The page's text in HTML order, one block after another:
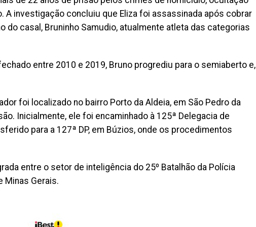
A investigação concluiu que Eliza foi assassinada após cobrar
do casal, Bruninho Samudio, atualmente atleta das categorias
entre 2010 e 2019, Bruno progrediu para o semiaberto e,
foi localizado no bairro Porto da Aldeia, em São Pedro da
Inicialmente, ele foi encaminhado à 125ª Delegacia de
para a 127ª DP, em Búzios, onde os procedimentos
entre o setor de inteligência do 25º Batalhão da Polícia
Minas Gerais.